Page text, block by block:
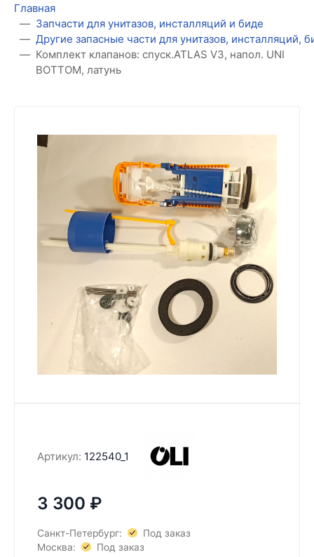
Главная
Запчасти для унитазов, инсталляций и биде
Другие запасные части для унитазов, инсталляций,
Комплект клапанов: спуск.ATLAS V3, напол. UNI
BOTTOM, латунь
Артикул: 122540_1
3 300 ₽
Санкт-Петербург:
Под заказ
Москва:
Под заказ